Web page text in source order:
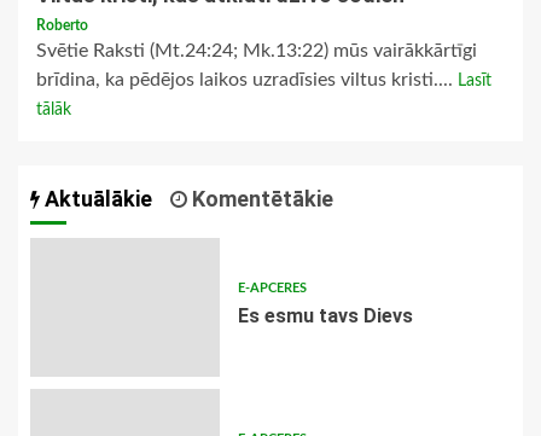
Roberto
Svētie Raksti (Mt.24:24; Mk.13:22) mūs vairākkārtīgi
brīdina, ka pēdējos laikos uzradīsies viltus kristi.... Lasīt
tālāk
Aktuālākie Komentētākie
E-APCERES
Es esmu tavs Dievs